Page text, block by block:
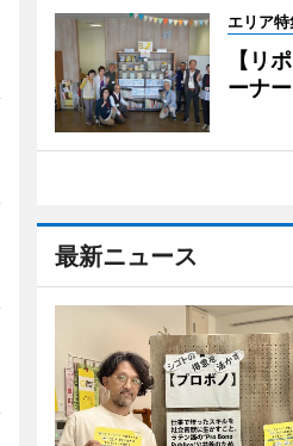
エリア特
【リ
ーナ
最新ニュース